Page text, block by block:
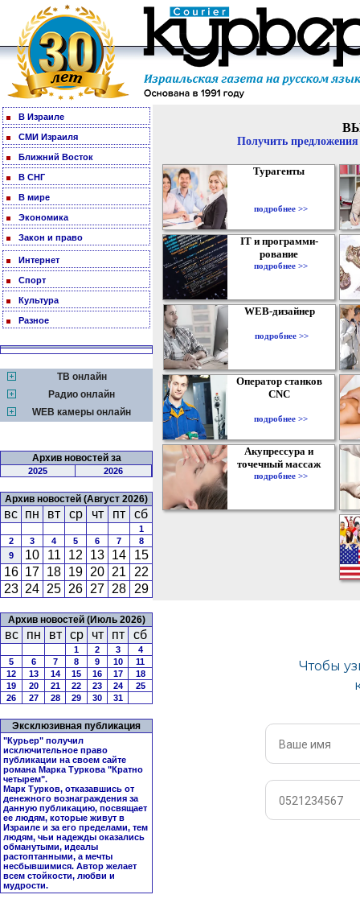
В Израиле
СМИ Израиля
Ближний Восток
В СНГ
В мире
Экономика
Закон и право
Интернет
Спорт
Культура
Разное
ТВ онлайн
Радио онлайн
WEB камеры онлайн
Архив новостей за
2025 2026
Архив новостей (Август 2026)
вс пн вт ср чт пт сб
1
2
3 4 5 6 7
8
9
10 11 12 13 14
15
16 17 18 19 20 21
22
23 24 25 26 27 28 29
Архив новостей (Июль 2026)
вс пн вт ср чт пт сб
1 2 3
4
5
6 7 8 9 10
11
12
13 14 15 16 17
18
19
20 21 22 23 24
25
26
27 28 29 30 31
Эксклюзивная публикация
"Курьер" получил
исключительное право
публикации на своем сайте
романа Марка Туркова "Кратно
четырем".
Марк Турков, отказавшись от
денежного вознаграждения за
данную публикацию, посвящает
ее людям, которые живут в
Израиле и за его пределами, тем
людям, чьи надежды оказались
обманутыми, идеалы
растоптанными, а мечты
несбывшимися. Автор желает
всем стойкости, любви и
мудрости.
Получить
Турагенты
подробнее >>
IT и программи-
рование
подробнее >>
WEB-дизайнер
подробнее >>
Оператор станков
CNC
подробнее >>
Акупрессура и
точечный массаж
подробнее >>